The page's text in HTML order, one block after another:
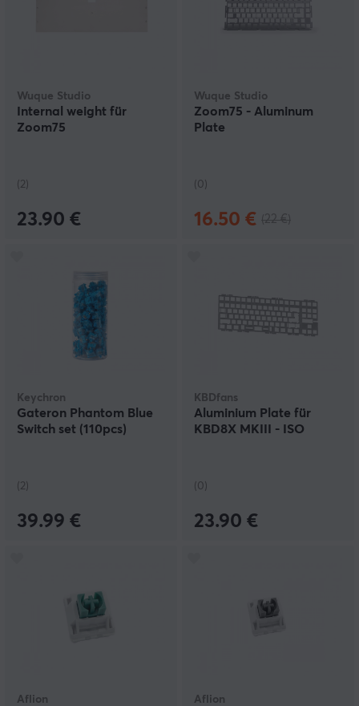
Wuque Studio
Internal weight für
Zoom75
(2)
23.90 €
Wuque Studio
Zoom75 - Aluminum
Plate
(0)
16.50 €
Keychron
Gateron Phantom Blue
Switch set (110pcs)
(2)
39.99 €
KBDfans
Aluminium Plate für
KBD8X MKIII - ISO
(0)
23.90 €
Aflion Aflion